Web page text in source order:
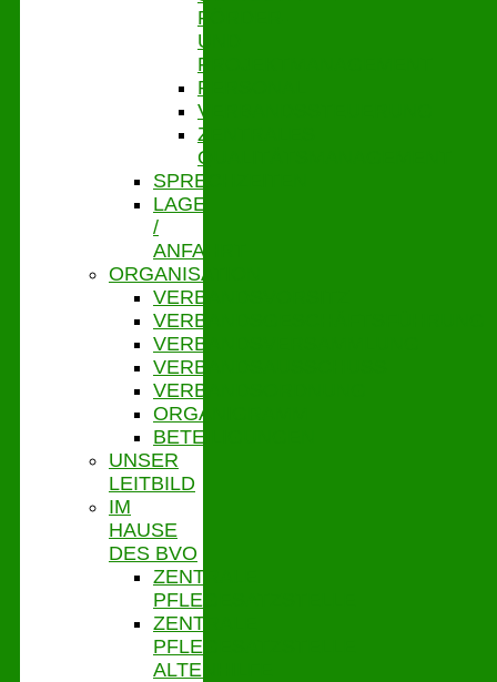
FÖRDER-
UND
PROJEKTMANAGEMENT
PERSONAL
VERBANDSSTEUERUNG
ZENTRALES
QUALITÄTSMANAGEMENT
SPRECHZEITEN
LAGE
/
ANFAHRT
ORGANISATION
VERBANDSVORSITZ
VERBANDSGESCHÄFTSFÜHRUNG
VERBANDSVERSAMMLUNG
VERBANDSAUSSCHUSS
VERBANDSORDNUNG
ORGANIGRAMM
BETEILIGUNGEN
UNSER
LEITBILD
IM
HAUSE
DES BVO
ZENTRALE
PFLEGESATZSTELLE
ZENTRALE
PFLEGESATZSTELLE
ALTENHILFE